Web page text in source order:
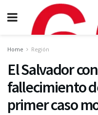
Home Región
El Salvador
fallecimiento
primer caso